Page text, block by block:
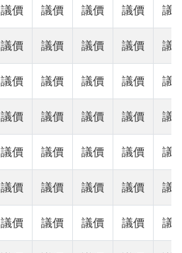
議價 議價 議價 議價 議
議價 議價 議價 議價 議
議價 議價 議價 議價 議
議價 議價 議價 議價 議
議價 議價 議價 議價 議
議價 議價 議價 議價 議
議價 議價 議價 議價 議